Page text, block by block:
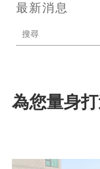
最新消息
為您量身